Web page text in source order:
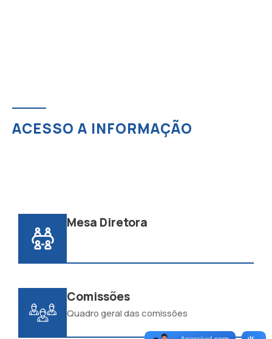
ACESSO A INFORMAÇÃO
Mesa Diretora
Comissões
Quadro geral das comissões